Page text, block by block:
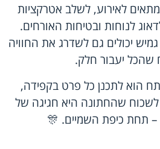
לאירוע, לשלב אטרקציות
לנוחות ובטיחות האורחים.
גמיש יכולים גם לשדרג את החוויה
שהכל יעבור חלק.
הוא לתכנן כל פרט בקפידה,
שהחתונה היא חגיגה של
תחת כיפת השמיים. 🎊